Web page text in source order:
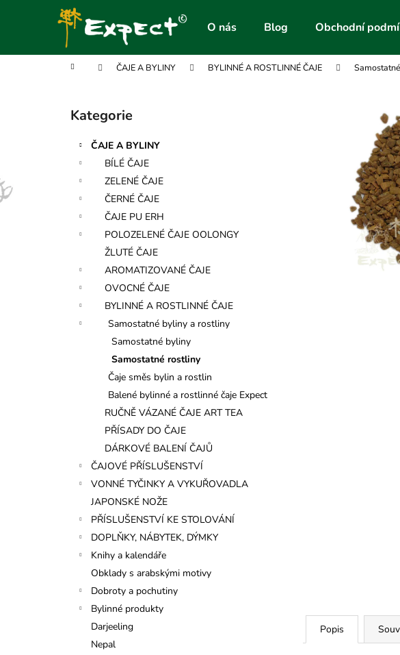
O nás Blog Obchodní
Domů ČAJE A BYLINY BYLINNÉ A ROSTLINNÉ ČAJE
Přeskočit
kategorie
Kategorie
ČAJE A BYLINY
BÍLÉ ČAJE
ZELENÉ ČAJE
ČERNÉ ČAJE
ČAJE PU ERH
POLOZELENÉ ČAJE OOLONGY
ŽLUTÉ ČAJE
AROMATIZOVANÉ ČAJE
OVOCNÉ ČAJE
BYLINNÉ A ROSTLINNÉ ČAJE
Samostatné byliny a rostliny
Samostatné byliny
Samostatné rostliny
Čaje směs bylin a rostlin
Balené bylinné a rostlinné čaje Expect
RUČNĚ VÁZANÉ ČAJE ART TEA
PŘÍSADY DO ČAJE
DÁRKOVÉ BALENÍ ČAJŮ
ČAJOVÉ PŘÍSLUŠENSTVÍ
VONNÉ TYČINKY A VYKUŘOVADLA
JAPONSKÉ NOŽE
PŘÍSLUŠENSTVÍ KE STOLOVÁNÍ
DOPLŇKY, NÁBYTEK, DÝMKY
Knihy a kalendáře
Obklady s arabskými motivy
Dobroty a pochutiny
Bylinné produkty
Darjeeling
Nepal
Popis
í
Zpět
do
Zpět
do
Co